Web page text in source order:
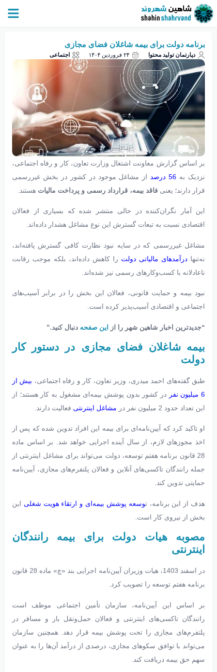
برنامه دولت برای بیمه شاغلان فضای مجازی
دپارتمان تولید محتوا ۲۴ فروردین ۱۴۰۴ اجتماعی
بر اساس گزارش معاونت اشتغال وزارت تعاون، کار و رفاه اجتماعی،
نزدیک به
از مشاغل موجود در کشور در بخش غیررسمی
قرار دارند؛ یعنی فاقد بیمه، قرارداد رسمی و پرداخت مالیات هستند.
این آمار نگران‌کننده در حالی منتشر شده که بسیاری از فعالان
اقتصادی نسبت به تبعات گسترش این نوع مشاغل هشدار داده‌اند.
مشاغل غیررسمی که در سایه نبود نظارت کافی گسترش یافته‌اند،
نه‌تنها درآمدهای مالیاتی دولت را کاهش داده‌اند، بلکه موجب رقابت
ناعادلانه با کسب‌وکارهای رسمی نیز شده‌اند.
نبود بیمه و حمایت قانونی، فعالان این بخش را در برابر آسیب‌های
اجتماعی و اقتصادی آسیب‌پذیر کرده است.
“جدیدترین اخبار شاهین شهر را از این صفحه دنبال کنید.”
بیمه شاغلان فضای مجازی در دستور کار
دولت
طبق گفته‌های احمد میدری، وزیر تعاون، کار و رفاه اجتماعی، بیش از
6 میلیون نفر
در کشور بدون پوشش بیمه‌ای مشغول به کار هستند؛ از
این تعداد حدود 2 میلیون نفر در
مشاغل اینترنتی فعالیت دارند.
او تاکید کرد که آیین‌نامه‌ای برای بیمه این افراد تدوین شده که پس از
اخذ مجوزهای لازم، از سال آینده اجرایی خواهد شد. بر اساس ماده
28 قانون برنامه هفتم توسعه، دولت می‌تواند برای مشاغل اینترنتی از
جمله رانندگان تاکسی‌های آنلاین و فعالان پلتفرم‌های مجازی، آیین‌نامه
حمایتی تدوین کند.
هدف از این برنامه، توسعه پوشش بیمه‌ای و ارتقاء هویت شغلی این
بخش از نیروی کار است.
مصوبه هیات دولت برای بیمه رانندگان
اینترنتی
در اسفند 1403، هیات وزیران آیین‌نامه اجرایی بند «چ» ماده 28 قانون
برنامه هفتم توسعه را تصویب کرد.
بر اساس این آیین‌نامه، سازمان تأمین اجتماعی موظف است
رانندگان تاکسی‌های اینترنتی و فعالان حمل‌ونقل بار و مسافر در
پلتفرم‌های مجازی را تحت پوشش بیمه قرار دهد. همچنین سازمان
می‌تواند با توافق سکوهای مجازی، درصدی از درآمد آن‌ها را به عنوان
سهم حق بیمه دریافت کند.